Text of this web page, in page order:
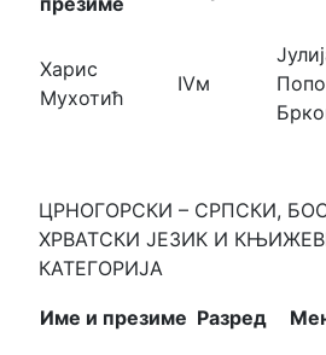
Харис
Мухотић
IVм
ЦРНОГОРСКИ – СРПСКИ,
ХРВАТСКИ ЈЕЗИК И
КАТЕГОРИЈА
Име и презиме Разред